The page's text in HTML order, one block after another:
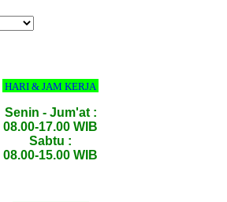
HARI & JAM KERJA
Senin - Jum'at :
08.00-17.00 WIB
Sabtu :
08.00-15.00 WIB